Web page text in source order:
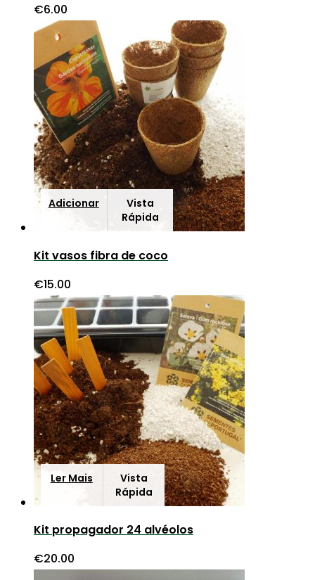
€6.00
Adicionar
Vista
Rápida
Kit vasos fibra de coco
€15.00
Ler Mais
Vista
Rápida
Kit propagador 24 alvéolos
€20.00